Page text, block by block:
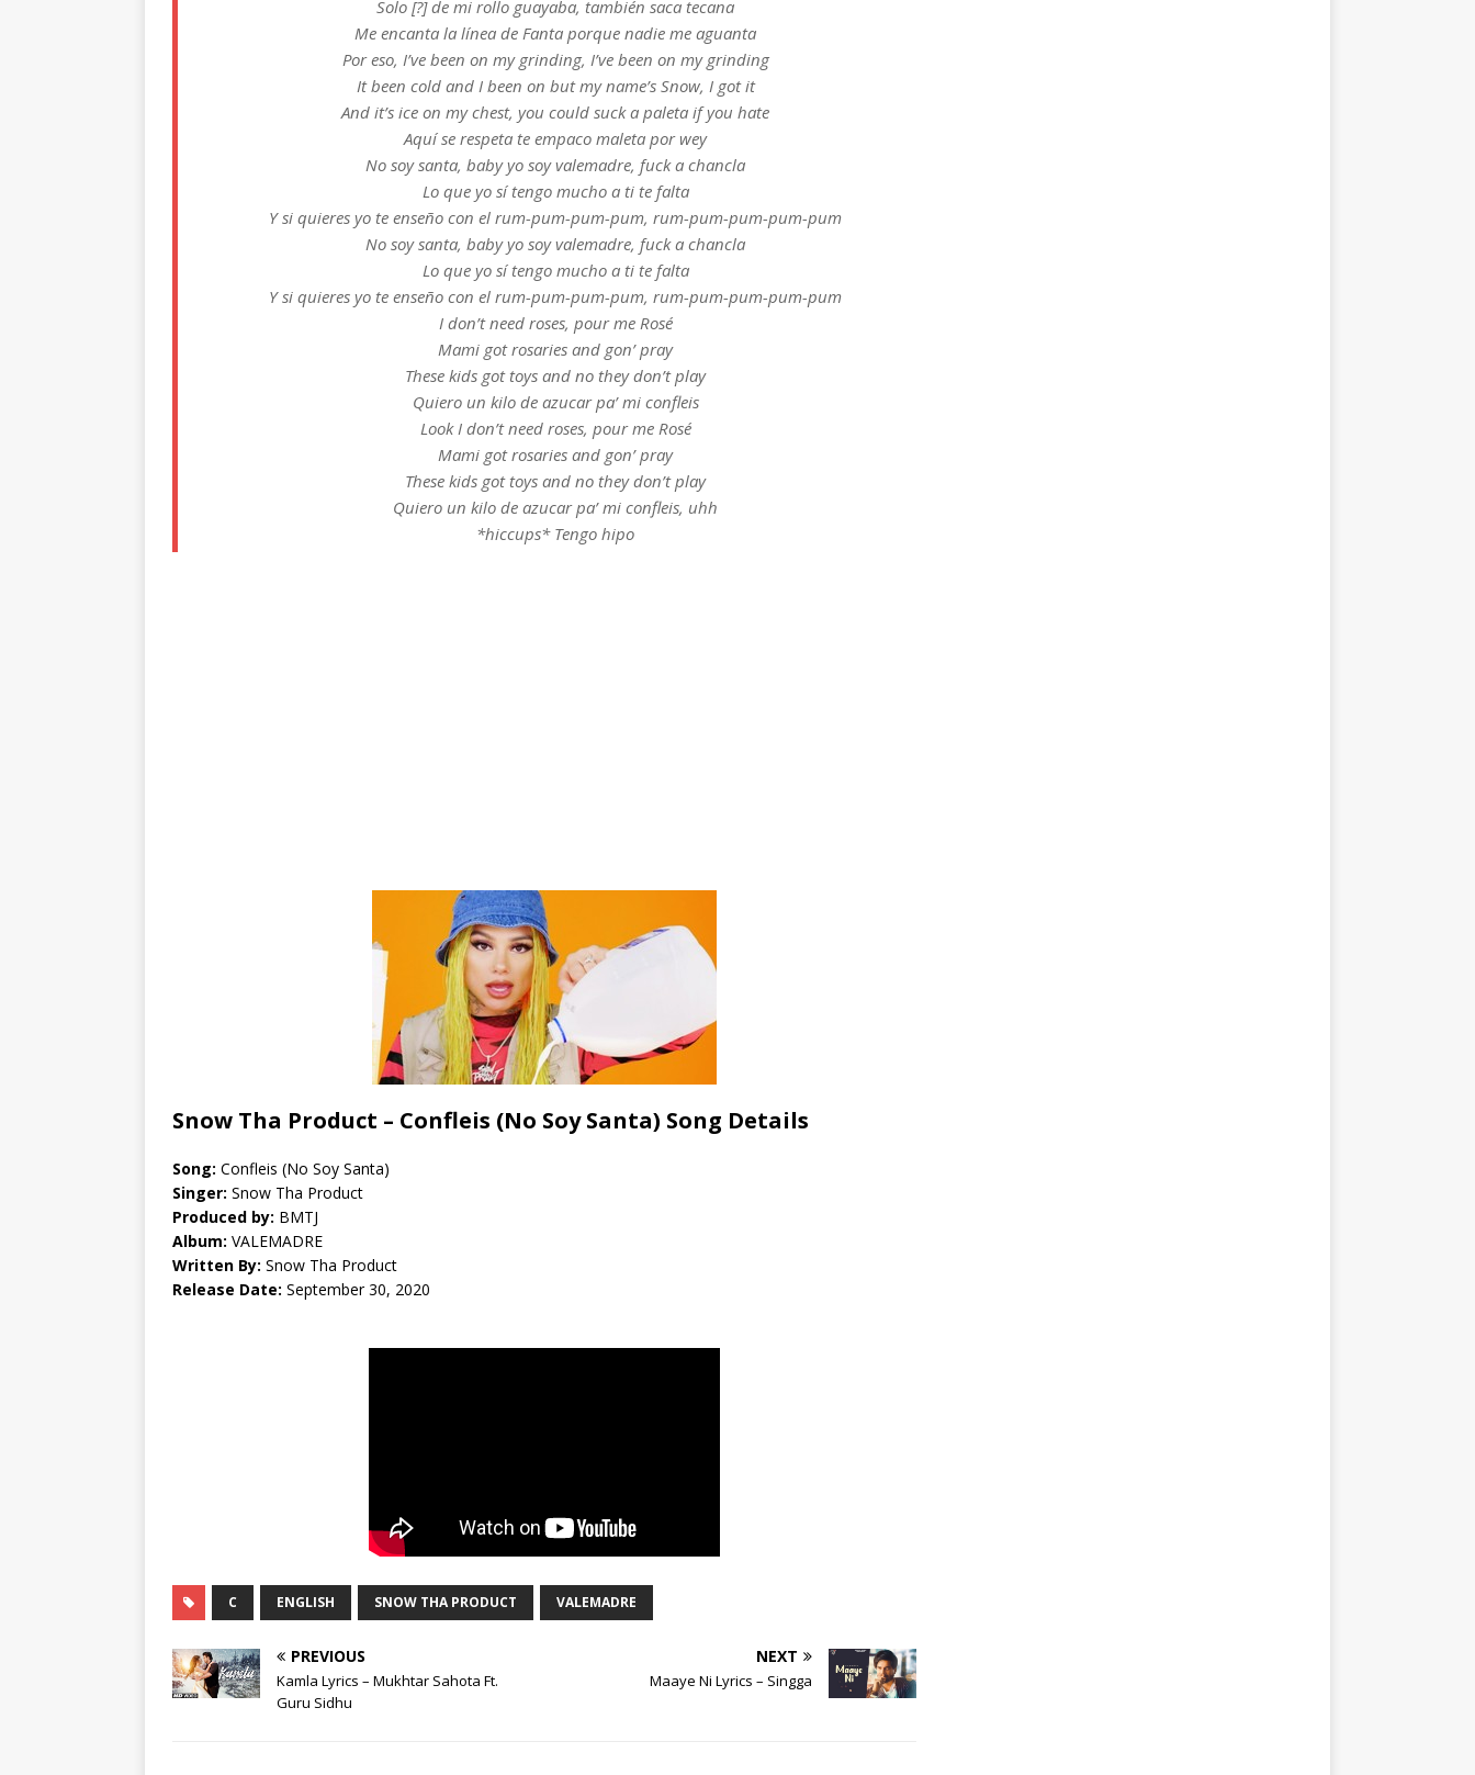
Solo [?] de mi rollo guayaba, también saca tecana
Me encanta la línea de Fanta porque nadie me aguanta
Por eso, I’ve been on my grinding, I’ve been on my grinding
It been cold and I been on but my name’s Snow, I got it
And it’s ice on my chest, you could suck a paleta if you hate
Aquí se respeta te empaco maleta por wey
No soy santa, baby yo soy valemadre, fuck a chancla
Lo que yo sí tengo mucho a ti te falta
Y si quieres yo te enseño con el rum-pum-pum-pum, rum-pum-pum-pum-pum
No soy santa, baby yo soy valemadre, fuck a chancla
Lo que yo sí tengo mucho a ti te falta
Y si quieres yo te enseño con el rum-pum-pum-pum, rum-pum-pum-pum-pum
I don’t need roses, pour me Rosé
Mami got rosaries and gon’ pray
These kids got toys and no they don’t play
Quiero un kilo de azucar pa’ mi confleis
Look I don’t need roses, pour me Rosé
Mami got rosaries and gon’ pray
These kids got toys and no they don’t play
Quiero un kilo de azucar pa’ mi confleis, uhh
*hiccups* Tengo hipo
Snow Tha Product – Confleis (No Soy Santa) Song Details
Song: Confleis (No Soy Santa)
Singer: Snow Tha Product
Produced by: BMTJ
Album: VALEMADRE
Written By: Snow Tha Product
Release Date: September 30, 2020
C ENGLISH SNOW THA PRODUCT VALEMADRE
PREVIOUS
Kamla Lyrics – Mukhtar Sahota Ft.
Guru Sidhu
NEXT
Maaye Ni Lyrics – Singga